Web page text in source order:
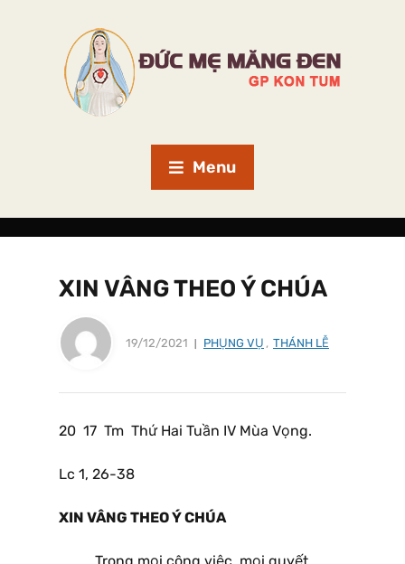
Menu
XIN VÂNG THEO Ý CHÚA
19/12/2021 PHỤNG VỤ , THÁNH LỄ
20 17 Tm Thứ Hai Tuần IV Mùa Vọng.
Lc 1, 26-38
XIN VÂNG THEO Ý CHÚA